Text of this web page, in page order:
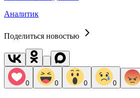
Аналитик
Поделиться новостью
0 0 0 0